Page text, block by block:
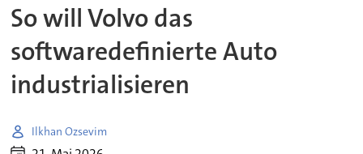
So will Volvo das
softwaredefinierte Auto
industrialisieren
Ilkhan Ozsevim